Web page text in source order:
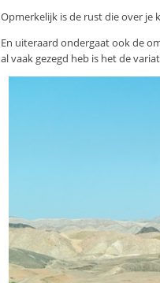
Opmerkelijk is de rust die over je
En uiteraard ondergaat ook de
al vaak gezegd heb is het de